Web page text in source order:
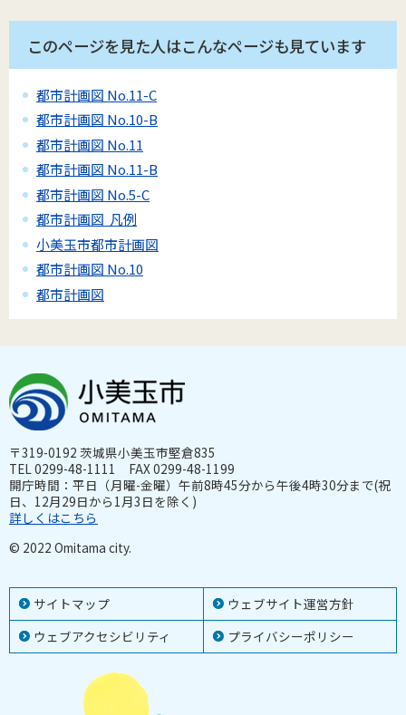
このページを見た人はこんなページも見ています
都市計画図 No.11-C
都市計画図 No.10-B
都市計画図 No.11
都市計画図 No.11-B
都市計画図 No.5-C
都市計画図 凡例
小美玉市都市計画図
都市計画図 No.10
都市計画図
サイトマップ
ウェブサイト運営方針
ウェブアクセシビリティ
プライバシーポリシー
〒319-0192 茨城県小美玉市堅倉835
TEL 0299-48-1111 FAX 0299-48-1199
開庁時間：平日（月曜-金曜）午前8時45分から午後4時30分まで(祝
日、12月29日から1月3日を除く)
詳しくはこちら
© 2022 Omitama city.